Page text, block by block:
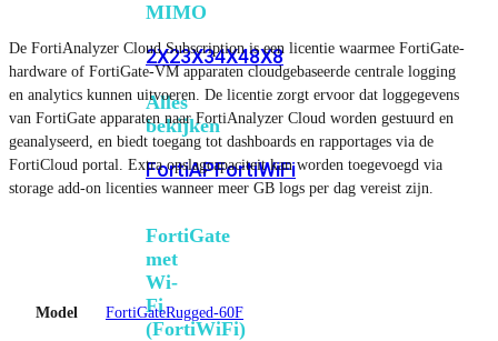
MIMO
2X23X34X48X8
Alles
bekijken
FortiAPFortiWiFi
FortiGate
met
Wi-
Fi
(FortiWiFi)
De FortiAnalyzer Cloud Subscription is een licentie waarmee FortiGate-
hardware of FortiGate-VM apparaten cloudgebaseerde centrale logging
en analytics kunnen uitvoeren. De licentie zorgt ervoor dat loggegevens
van FortiGate apparaten naar FortiAnalyzer Cloud worden gestuurd en
geanalyseerd, en biedt toegang tot dashboards en rapportages via de
FortiCloud portal. Extra opslagcapaciteit kan worden toegevoegd via
storage add-on licenties wanneer meer GB logs per dag vereist zijn.
Model FortiGateRugged-60F